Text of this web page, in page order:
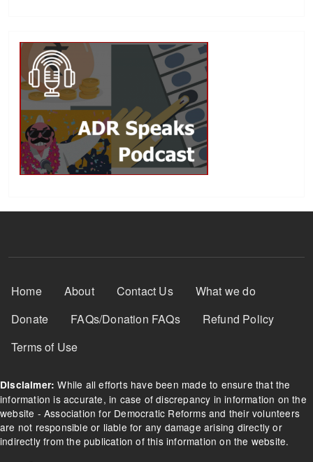
Footer Menu
Home About Contact Us
What we do
Donate
FAQs/Donation FAQs
Refund Policy
Terms of Use
Disclaimer: While all efforts have been made to ensure that the
information is accurate, in case of discrepancy in information on the
website - Association for Democratic Reforms and their volunteers
are not responsible or liable for any damage arising directly or
indirectly from the publication of this information on the website.